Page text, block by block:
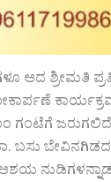
ಆದ ಶ್ರೀಮತಿ
ಗಂಟೆಗೆ
ಬಸು